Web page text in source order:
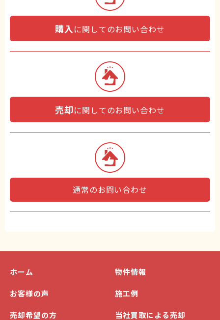
購入 に関してのお問い合わせ
売却に関してのお問い合わせ
通常のお問い合わせ
ホーム 物件情報
お客様の声 施工例
売却希望の方 当社買取による売却